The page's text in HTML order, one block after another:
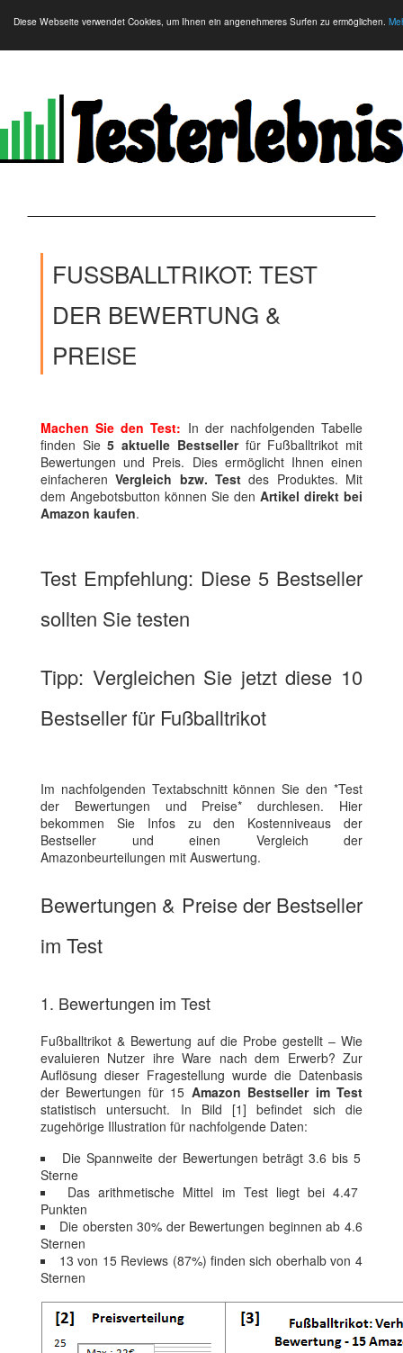
Diese Webseite verwendet Cookies, um Ihnen ein angenehmeres Surfen zu ermöglichen.
FUSSBALLTRIKOT: TEST D
ER BEWERTUNG & P
REISE
Machen Sie den Test: In der nachfolgenden Tabelle
finden Sie5 aktuelle Bestsellerfür Fußballtrikot mit
Bewertungen und Preis. Dies ermöglicht Ihnen einen
einfacherenVergleich bzw. Test des Produktes. Mit
dem Angebotsbutton können Sie den Artikel direkt bei
Amazon kaufen.
Test Empfehlung: Diese 5 Bestseller
sollten Sie testen
Tipp: Vergleichen Sie jetzt diese 10
Bestseller für Fußballtrikot
Im nachfolgenden Textabschnitt können Sie den *Test
der Bewertungen und Preise* durchlesen. Hier
bekommen Sie Infos zu den Kostenniveaus der
Bestseller und einen Vergleich der
Amazonbeurteilungen mit Auswertung.
Bewertungen & Preise der Bestseller
im Test
1. Bewertungen im Test
Fußballtrikot & Bewertung auf die Probe gestellt – Wie
evaluieren Nutzer ihre Ware nach dem Erwerb? Zur
Auflösung dieser Fragestellung wurde die Datenbasis
der Bewertungen für 15 Amazon Bestseller im Test
statistisch untersucht. In Bild [1] befindet sich die
zugehörige Illustration für nachfolgende Daten:
Die Spannweite der Bewertungen beträgt 3.6 bis 5
Sterne
Das arithmetische Mittel im Test liegt bei 4.47
Punkten
Die obersten 30% der Bewertungen beginnen ab 4.6
Sternen
13 von 15 Reviews (87%) finden sich oberhalb von 4
Sternen